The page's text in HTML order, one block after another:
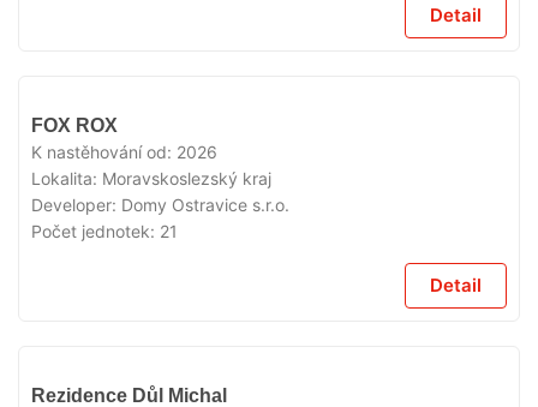
Detail
FOX ROX
K nastěhování od: 2026
Lokalita: Moravskoslezský kraj
Developer: Domy Ostravice s.r.o.
Počet jednotek: 21
Detail
Rezidence Důl Michal